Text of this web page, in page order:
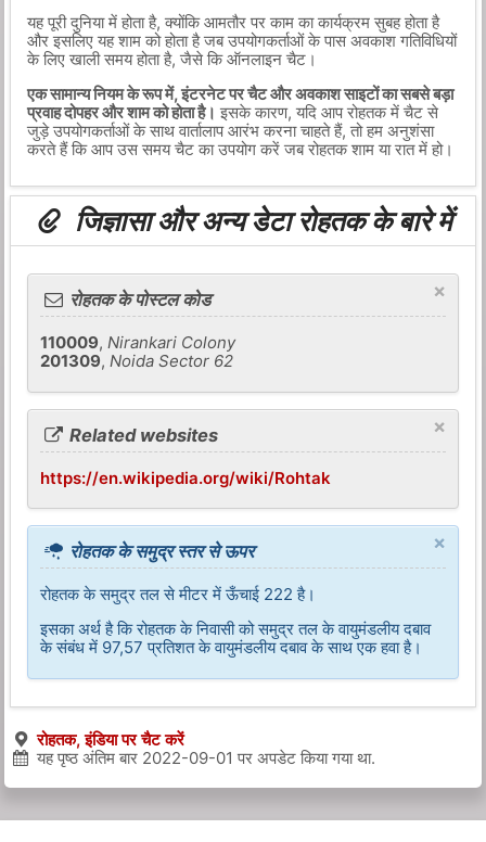
यह पूरी दुनिया में होता है, क्योंकि आमतौर पर काम का कार्यक्रम सुबह होता है
और इसलिए यह शाम को होता है जब उपयोगकर्ताओं के पास अवकाश गतिविधियों
के लिए खाली समय होता है, जैसे कि ऑनलाइन चैट।
एक सामान्य नियम के रूप में, इंटरनेट पर चैट और अवकाश साइटों का सबसे बड़ा
प्रवाह दोपहर और शाम को होता है। इसके कारण, यदि आप रोहतक में चैट से
जुड़े उपयोगकर्ताओं के साथ वार्तालाप आरंभ करना चाहते हैं, तो हम अनुशंसा
करते हैं कि आप उस समय चैट का उपयोग करें जब रोहतक शाम या रात में हो।
जिज्ञासा और अन्य डेटा रोहतक के बारे में
×
रोहतक के पोस्टल कोड
110009,Nirankari Colony
201309,Noida Sector 62
×
Related websites
https://en.wikipedia.org/wiki/Rohtak
×
रोहतक के समुद्र स्तर से ऊपर
रोहतक के समुद्र तल से मीटर में ऊँचाई 222 है।
इसका अर्थ है कि रोहतक के निवासी को समुद्र तल के वायुमंडलीय दबाव
के संबंध में 97,57 प्रतिशत के वायुमंडलीय दबाव के साथ एक हवा है।
रोहतक, इंडिया पर चैट करें
यह पृष्ठ अंतिम बार 2022-09-01 पर अपडेट किया गया था.